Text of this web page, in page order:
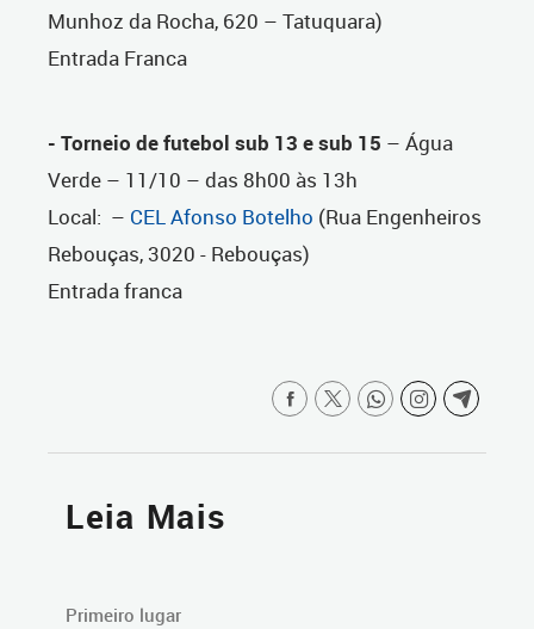
Munhoz da Rocha, 620 – Tatuquara)
Entrada Franca
- Torneio de futebol sub 13 e sub 15 – Água
Verde – 11/10 – das 8h00 às 13h
Local: – CEL Afonso Botelho (Rua Engenheiros
Rebouças, 3020 - Rebouças)
Entrada franca
Leia Mais
Primeiro lugar